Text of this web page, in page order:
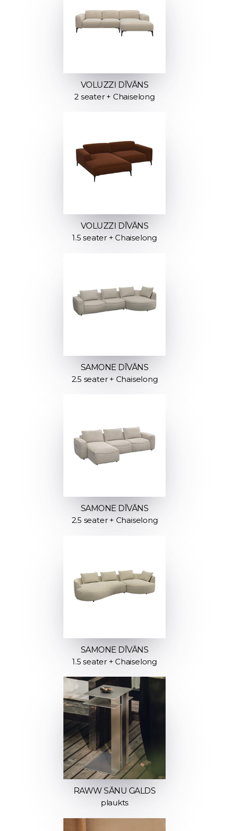
VOLUZZI DĪVĀNS
2 seater + Chaiselong
VOLUZZI DĪVĀNS
1.5 seater + Chaiselong
SAMONE DĪVĀNS
2.5 seater + Chaiselong
SAMONE DĪVĀNS
2.5 seater + Chaiselong
SAMONE DĪVĀNS
1.5 seater + Chaiselong
RAWW SĀNU GALDS
plaukts